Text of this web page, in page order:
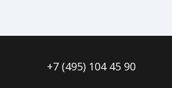
+7 (495) 104 45 90